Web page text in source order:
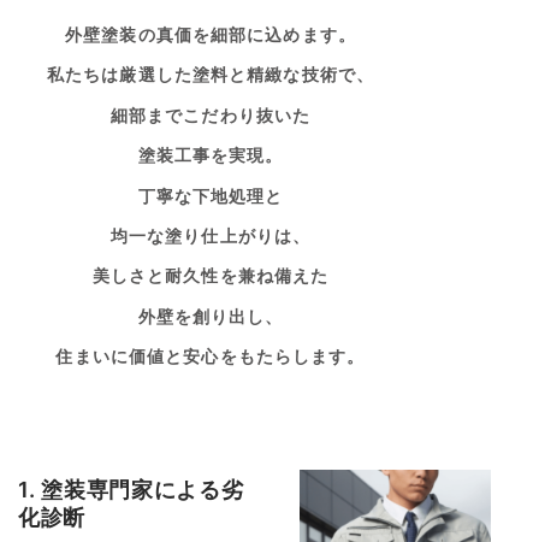
外壁塗装の真価を細部に込めます。
私たちは厳選した塗料と精緻な技術で、
細部までこだわり抜いた
塗装工事を実現。
丁寧な下地処理と
均一な塗り仕上がりは、
美しさと耐久性を兼ね備えた
外壁を創り出し、
住まいに価値と安心をもたらします。
1. 塗装専門家による劣
化診断